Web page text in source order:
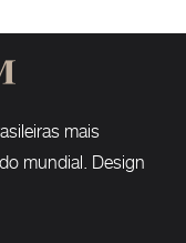
mais
mundial. Design